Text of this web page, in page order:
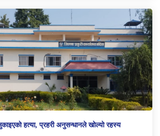
हत्या, प्रहरी अनुसन्धानले खोल्यो रहस्य